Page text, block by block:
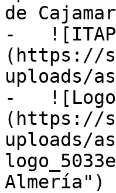
de
-
(https://
uploads/
-   ![Logo
(https://
uploads/
Almería")